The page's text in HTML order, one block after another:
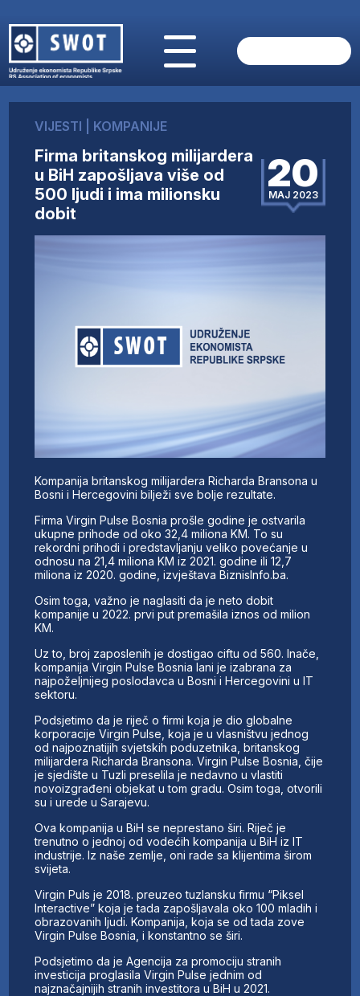
O NAMA
AKTUELNO
ANALIZE
KOMPANIJE
FINANSIJE
IZ STRANIH MEDIJA
VIJESTI KOMPANIJE
Firma britanskog milijardera
u BiH zapošljava više od
500 ljudi i ima milionsku
dobit
20
MAJ 2023
Kompanija britanskog milijardera Richarda Bransona u
Bosni i Hercegovini bilježi sve bolje rezultate.
Firma Virgin Pulse Bosnia prošle godine je ostvarila
ukupne prihode od oko 32,4 miliona KM. To su
rekordni prihodi i predstavljanju veliko povećanje u
odnosu na 21,4 miliona KM iz 2021. godine ili 12,7
miliona iz 2020. godine, izvještava BiznisInfo.ba.
Osim toga, važno je naglasiti da je neto dobit
kompanije u 2022. prvi put premašila iznos od milion
KM.
Uz to, broj zaposlenih je dostigao ciftu od 560. Inače,
kompanija Virgin Pulse Bosnia lani je izabrana za
najpoželjnijeg poslodavca u Bosni i Hercegovini u IT
sektoru.
Podsjetimo da je riječ o firmi koja je dio globalne
korporacije Virgin Pulse, koja je u vlasništvu jednog
od najpoznatijih svjetskih poduzetnika, britanskog
milijardera Richarda Bransona. Virgin Pulse Bosnia, čije
je sjedište u Tuzli preselila je nedavno u vlastiti
novoizgrađeni objekat u tom gradu. Osim toga, otvorili
su i urede u Sarajevu.
Ova kompanija u BiH se neprestano širi. Riječ je
trenutno o jednoj od vodećih kompanija u BiH iz IT
industrije. Iz naše zemlje, oni rade sa klijentima širom
svijeta.
Virgin Puls je 2018. preuzeo tuzlansku firmu “Piksel
Interactive” koja je tada zapošljavala oko 100 mladih i
obrazovanih ljudi. Kompanija, koja se od tada zove
Virgin Pulse Bosnia, i konstantno se širi.
Podsjetimo da je Agencija za promociju stranih
investicija proglasila Virgin Pulse jednim od
najznačajnijih stranih investitora u BiH u 2021.